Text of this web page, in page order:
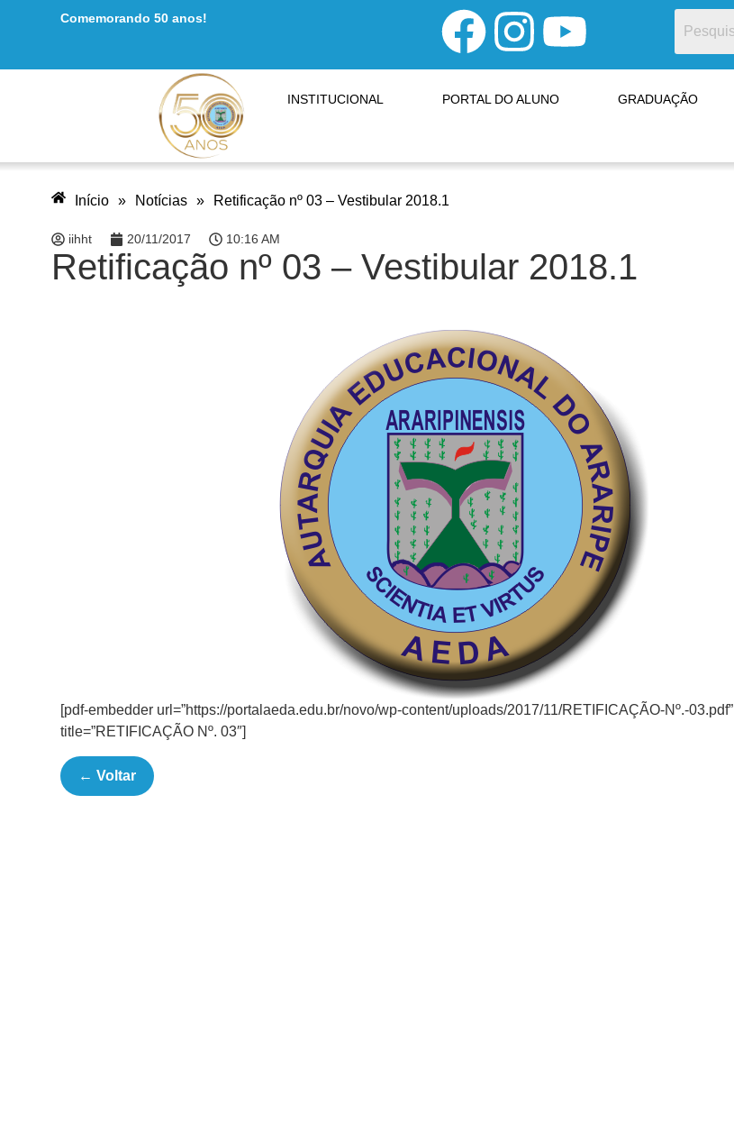
Comemorando 50 anos!
INSTITUCIONAL PORTAL DO ALUNO GRADUAÇÃO
Início » Notícias » Retificação nº 03 – Vestibular 2018.1
iihht 20/11/2017 10:16 AM
Retificação nº 03 – Vestibular 2018.1
[pdf-embedder url=”https://portalaeda.edu.br/novo/wp-content/uploads/2017/11/RETIFICAÇÃO-Nº.-03.pdf”
title=”RETIFICAÇÃO Nº. 03″]
← Voltar